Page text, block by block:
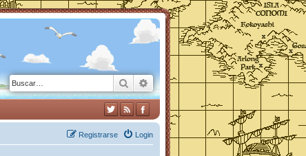
BuscarBúsqueda avanzada
Login
Registrarse